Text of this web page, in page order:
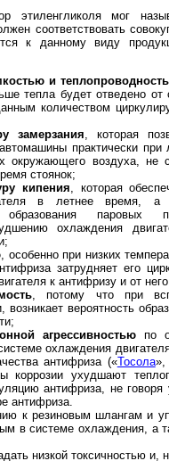
этиленгликоля мог
соответствовать
к данному виду
и
тепла будет отведено от
количеством
замерзания, которая
практически
окружающего воздуха, не
стоянок;
кипения, которая
в летнее время, а
паровых
охлаждения
, особенно при низких
затрудняет его
к антифризу и от
, потому что при
вероятность
агрессивностьюпо
охлаждения
антифриза («Тосола»,
коррозии ухудшают
антифриза, не
антифриза.
к резиновым шлангам и
в системе охлаждения, а
низкой токсичностью и,